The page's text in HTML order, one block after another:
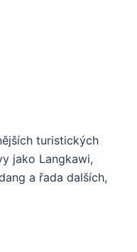
turistických
jako Langkawi,
a řada dalších,